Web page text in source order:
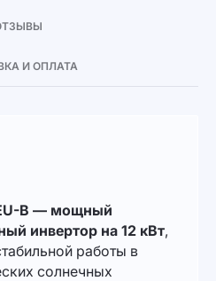
И ОПЛАТА
B — мощный
инвертор на 12 кВт,
работы в
солнечных